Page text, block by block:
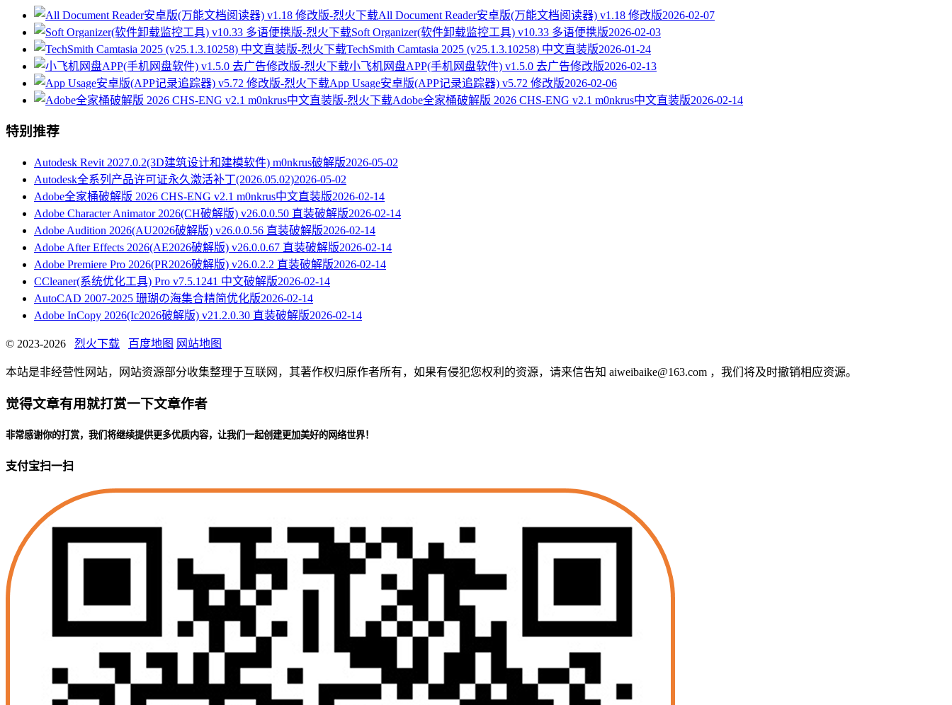
All Document Reader安卓版(万能文档阅读器) v1.18 修改版2026-02-07
Soft Organizer(软件卸载监控工具) v10.33 多语便携版2026-02-03
TechSmith Camtasia 2025 (v25.1.3.10258) 中文直装版2026-01-24
小飞机网盘APP(手机网盘软件) v1.5.0 去广告修改版2026-02-13
App Usage安卓版(APP记录追踪器) v5.72 修改版2026-02-06
Adobe全家桶破解版 2026 CHS-ENG v2.1 m0nkrus中文直装版2026-02-14
特别推荐
Autodesk Revit 2027.0.2(3D建筑设计和建模软件) m0nkrus破解版2026-05-02
Autodesk全系列产品许可证永久激活补丁(2026.05.02)2026-05-02
Adobe全家桶破解版 2026 CHS-ENG v2.1 m0nkrus中文直装版2026-02-14
Adobe Character Animator 2026(CH破解版) v26.0.0.50 直装破解版2026-02-14
Adobe Audition 2026(AU2026破解版) v26.0.0.56 直装破解版2026-02-14
Adobe After Effects 2026(AE2026破解版) v26.0.0.67 直装破解版2026-02-14
Adobe Premiere Pro 2026(PR2026破解版) v26.0.2.2 直装破解版2026-02-14
CCleaner(系统优化工具) Pro v7.5.1241 中文破解版2026-02-14
AutoCAD 2007-2025 珊瑚の海集合精简优化版2026-02-14
Adobe InCopy 2026(Ic2026破解版) v21.2.0.30 直装破解版2026-02-14
© 2023-2026 烈火下载 百度地图 网站地图
本站是非经营性网站，网站资源部分收集整理于互联网，其著作权归原作者所有，如果有侵犯您权利的资源，请来信告知 aiweibaike@163.com ，我们将及时撤销相应资源。
觉得文章有用就打赏一下文章作者
非常感谢你的打赏，我们将继续提供更多优质内容，让我们一起创建更加美好的网络世界！
支付宝扫一扫